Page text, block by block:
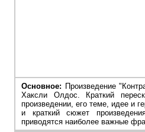
Основное: Произведение
Хаксли Олдос. Краткий
произведении, его теме, идее и
и краткий сюжет
приводятся наиболее важные